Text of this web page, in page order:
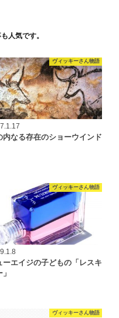
人気です。
ヴィッキーさん物語
内なる存在のショーウインド
ヴィッキーさん物語
ーエイジの子どもの「レスキ
ヴィッキーさん物語